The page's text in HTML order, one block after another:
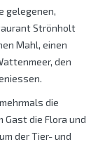
gelegenen,
Strönholt
Mahl, einen
den
die
die Flora und
der Tier- und